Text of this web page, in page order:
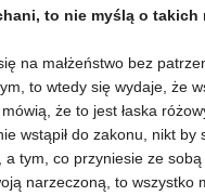
to nie myślą o
na małżeństwo bez
to wtedy się wydaje, że
że to jest łaska
wstąpił do zakonu, nikt by
tym, co przyniesie ze
narzeczoną, to